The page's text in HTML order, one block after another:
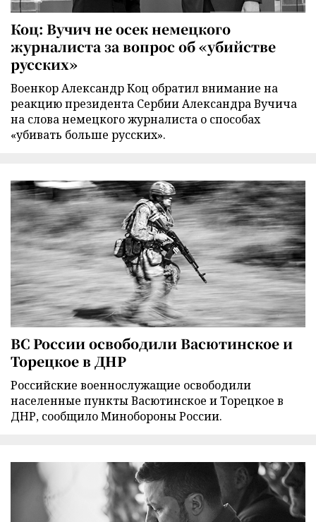
Коц: Вучич не осек немецкого
журналиста за вопрос об «убийстве
русских»
Военкор Александр Коц обратил внимание на
реакцию президента Сербии Александра Вучича
на слова немецкого журналиста о способах
«убивать больше русских».
ВС России освободили Васютинское и
Торецкое в ДНР
Российские военнослужащие освободили
населенные пункты Васютинское и Торецкое в
ДНР, сообщило Минобороны России.